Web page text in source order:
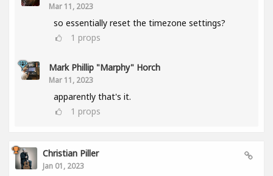
Mar 11, 2023
so essentially reset the timezone settings?
1 props
Mark Phillip "Marphy" Horch
Mar 11, 2023
apparently that's it.
1 props
Christian Piller
Jan 01, 2023